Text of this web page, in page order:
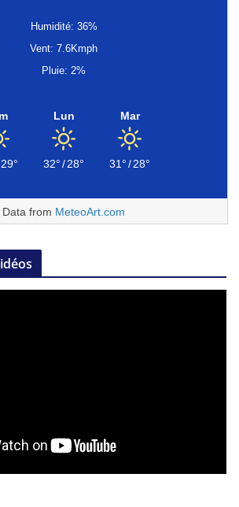
Humidité: 36%
Vent: 7.6Kmph
Pluie: 2%
29°
Lun
32°/28°
Mar
31°/28°
Data from MeteoArt.com